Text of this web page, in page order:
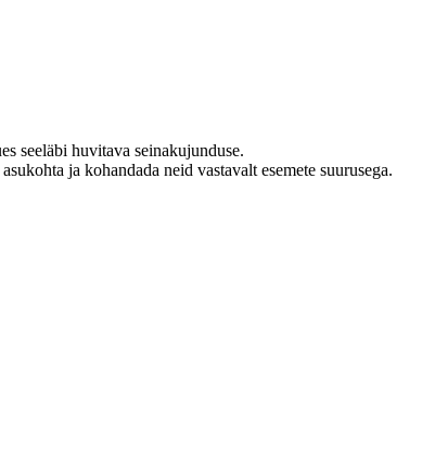
seeläbi huvitava seinakujunduse.
ja kohandada neid vastavalt esemete suurusega.